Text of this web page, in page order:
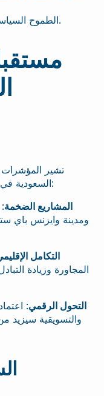
الطموح السياسي القوي المتمثل في رؤية 2030.
تشير المؤشرات
السعودية في السنوات القادمة، مدعومة بعدة عوامل:
المشاريع الضخمة
ومدينة وايزنس باي
التكامل
المجاورة وزيادة
التحول الرقمي:
والتسويقية سيزيد